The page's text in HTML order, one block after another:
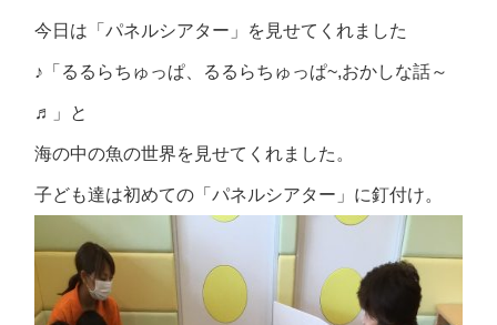
今日は「パネルシアター」を見せてくれました
♪「るるらちゅっぱ、るるらちゅっぱ~,おかしな話～
♬」と
海の中の魚の世界を見せてくれました。
子ども達は初めての「パネルシアター」に釘付け。